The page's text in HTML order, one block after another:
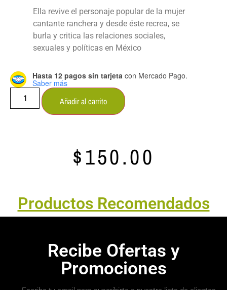
Ella revive el personaje popular de la mujer
cantante ranchera y desde éste recrea, se
burla y critica las relaciones sociales,
sexuales y políticas en México
Hasta 12 pagos sin tarjeta con Mercado Pago.
Saber más
Añadir al carrito
$150.00
Productos Recomendados
Recibe Ofertas y
Promociones